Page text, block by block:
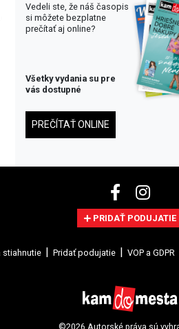
Vedeli ste, že náš časopis
si môžete bezplatne
prečítať aj online?
Všetky vydania su pre
vás dostupné
PREČÍTAŤ ONLINE
PRIDAŤ PODUJATIE
stiahnutie Pridať podujatie VOP a GDPR
©2026 Autorské práva sú